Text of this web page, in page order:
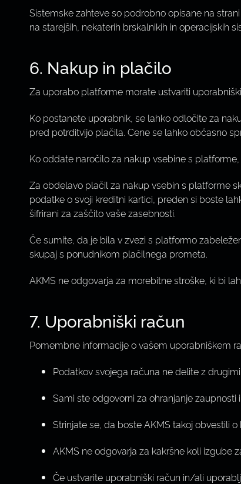
Sistemske zahteve so podrobno opisane na
na starejših, nekaterih brskalnikih in operacijskih
6. Nakup in plačilo
Za uporabo platforme morate ustvariti
Ko postanete uporabnik, se lahko odločite za
pred potrditvijo plačila. Cene se lahko občasno
Ko oddate naročilo za nakup vsebine s
Za obdelavo plačil za nakup vsebin s platforme
podatke o svoji kreditni kartici, preden si boste
šifrirani za zaščito vaše zasebnosti.
Če sumite, da je bila v zvezi s platformo
skupaj s ponudnikom plačilnega prometa.
AKMS ne odgovarja za morebitne stroške, ki bi
7. Uporabniški račun
Pomembne informacije o vašem uporabniškem
Podatkov svojega računa ne delite z drugimi.
Sami ste odgovorni za ohranjanje
Strinjate se, da boste AKMS takoj obvestili
AKMS ne odgovarja za kakršne koli izgube
Če ustvarite uporabniški račun in/ali